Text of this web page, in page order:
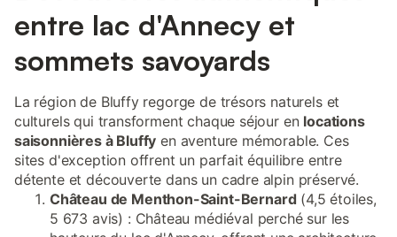
entre lac d'Annecy et
sommets savoyards
La région de Bluffy regorge de trésors naturels et
culturels qui transforment chaque séjour en locations
saisonnières à Bluffy en aventure mémorable. Ces
sites d'exception offrent un parfait équilibre entre
détente et découverte dans un cadre alpin préservé.
Château de Menthon-Saint-Bernard(4,5 étoiles,
5 673 avis) : Château médiéval perché sur les